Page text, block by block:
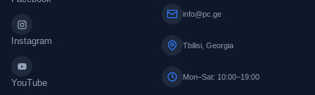
Instagram
YouTube
info@pc.ge
Tbilisi, Georgia
Mon–Sat: 10:00–19:00